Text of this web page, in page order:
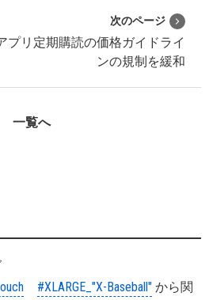
次のページ
プリ定期購読の価格ガイドライ
ンの規制を緩和
一覧へ
#XLARGE_"X-Baseball" から関